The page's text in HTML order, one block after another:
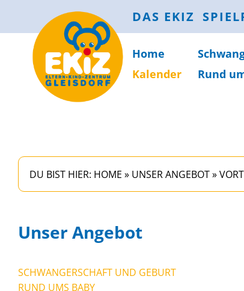
DAS EKIZ
Home
Kalender
Rund
DU BIST HIER: HOME » UNSER ANGEBOT»
Unser Angebot
SCHWANGERSCHAFT UND GEBURT
RUND UMS BABY